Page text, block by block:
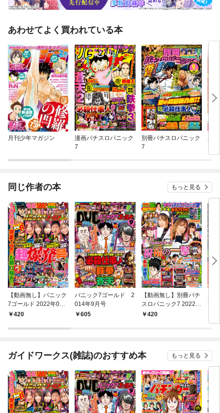
あわせてよく買われている本
月刊少年マガジン
漫画パチスロパニック
7
別冊パチスロパニック
7
同じ作者の本 もっと見る
【動画無し】パニック
7ゴールド 2022年06
月号420
パニック7ゴールド 2
014年9月号
605
【動画無し】別冊パチ
スロパニック7 2022年
5月号
420
7
ガイドワークス(雑誌)のおすすめ本 もっと見る